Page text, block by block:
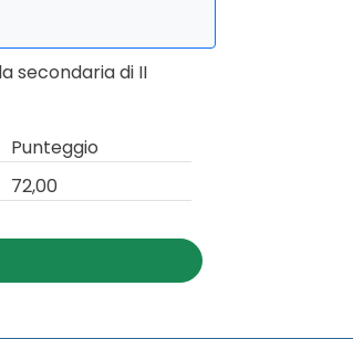
secondaria di II
Punteggio
72,00